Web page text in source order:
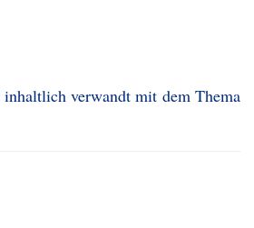
inhaltlich verwandt mit dem Thema